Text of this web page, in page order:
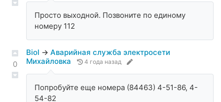
Просто выходной. Позвоните по единому
номеру 112
0
Biol → Аварийная служба электросети
Михайловка
4 года назад
Попробуйте еще номера (84463) 4-51-86, 4-
54-82